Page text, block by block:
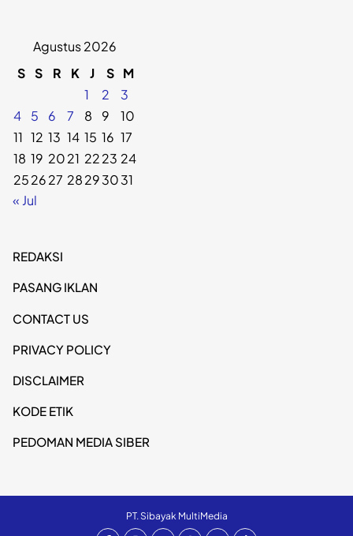
Agustus 2026
S S R K J S M
1
2
3
4
5 6 7 8 9
10
11 12 13 14 15 16 17
18 19 2021 2223 24
252627 28293031
« Jul
REDAKSI
PASANG IKLAN
CONTACT US
PRIVACY POLICY
DISCLAIMER
KODE ETIK
PEDOMAN MEDIA SIBER
PT. Sibayak MultiMedia